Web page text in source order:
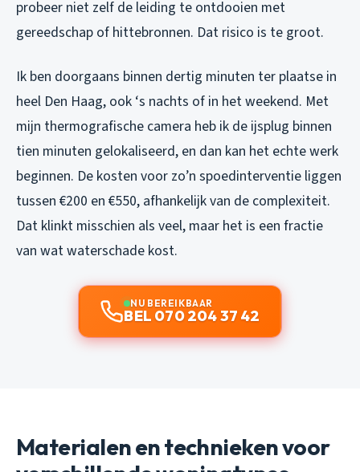
probeer niet zelf de leiding te ontdooien met
gereedschap of hittebronnen. Dat risico is te groot.
Ik ben doorgaans binnen dertig minuten ter plaatse in
heel Den Haag, ook ‘s nachts of in het weekend. Met
mijn thermografische camera heb ik de ijsplug binnen
tien minuten gelokaliseerd, en dan kan het echte werk
beginnen. De kosten voor zo’n spoedinterventie liggen
tussen €200 en €550, afhankelijk van de complexiteit.
Dat klinkt misschien als veel, maar het is een fractie
van wat waterschade kost.
NU BEREIKBAAR
BEL 070 204 37 42
Materialen en technieken voor